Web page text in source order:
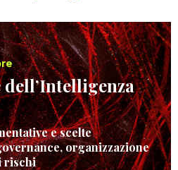
e scelte
organizzazione
rischi